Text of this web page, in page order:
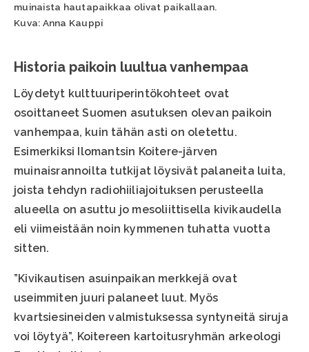
muinaista hautapaikkaa olivat paikallaan.
Kuva: Anna Kauppi
Historia paikoin luultua vanhempaa
Löydetyt kulttuuriperintökohteet ovat
osoittaneet Suomen asutuksen olevan paikoin
vanhempaa, kuin tähän asti on oletettu.
Esimerkiksi Ilomantsin Koitere-järven
muinaisrannoilta tutkijat löysivät palaneita luita,
joista tehdyn radiohiiliajoituksen perusteella
alueella on asuttu jo mesoliittisella kivikaudella
eli viimeistään noin kymmenen tuhatta vuotta
sitten.
”Kivikautisen asuinpaikan merkkejä ovat
useimmiten juuri palaneet luut. Myös
kvartsiesineiden valmistuksessa syntyneitä siruja
voi löytyä”, Koitereen kartoitusryhmän arkeologi